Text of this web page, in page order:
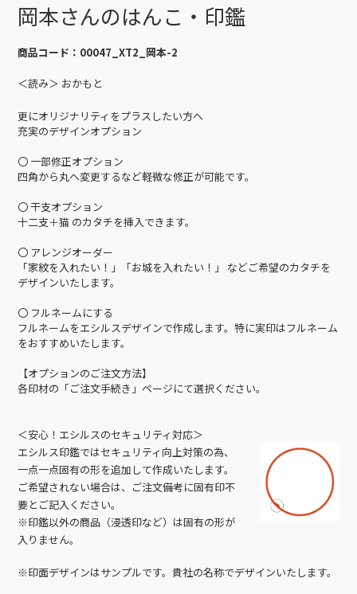
岡本さんのはんこ・印鑑
商品コード： 00047_XT2_岡本-2
＜読み＞ おかもと
更にオリジナリティをプラスしたい方へ
充実のデザインオプション
〇 一部修正オプション
四角から丸へ変更するなど軽微な修正が可能です。
〇 干支オプション
十二支＋猫 のカタチを挿入できます。
〇 アレンジオーダー
「家紋を入れたい！」「お城を入れたい！」 などご希望のカタチを
デザインいたします。
〇 フルネームにする
フルネームをエシルスデザインで作成します。特に実印はフルネーム
をおすすめいたします。
【オプションのご注文方法】
各印材の「ご注文手続き」ページにて選択ください。
＜安心！エシルスのセキュリティ対応＞
エシルス印鑑ではセキュリティ向上対策の為、
一点一点固有の形を追加して作成いたします。
ご希望されない場合は、ご注文備考に固有印不
要とご記入ください。
※印鑑以外の商品（浸透印など）は固有の形が
入りません。
※印面デザインはサンプルです。貴社の名称でデザインいたします。